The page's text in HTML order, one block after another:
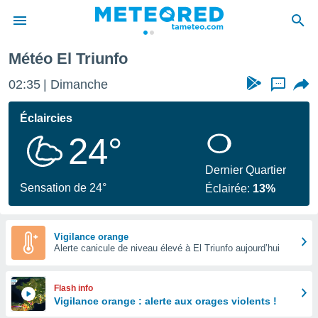
de
Météo El Triunfo
02:35 Dimanche ...
Éclaircies
24°
Sensation de 24°
Dernier Quartier
Éclairée: 13%
Vigilance orange
Alerte canicule de niveau élevé à El Triunfo aujourd’hui
Flash info
Vigilance orange : alerte aux orages violents !